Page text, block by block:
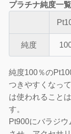
プラチナ純度一
純度
純度100％の
つきやすくなっ
は使われること
す。
Pt900にバラジ